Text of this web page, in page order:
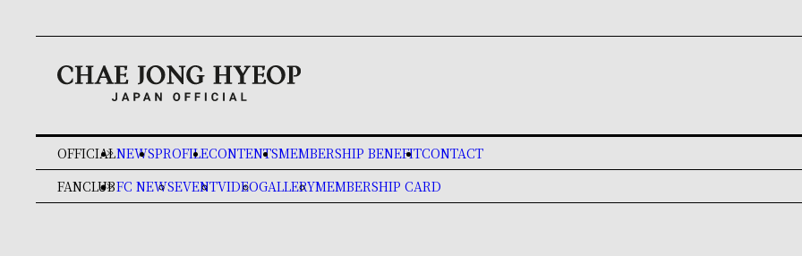
OFFICIAL
keyboard_double_arrow_rightNEWSPROFILECONTENTSMEMBERSHIP BENEFITCONTACT
FANCLUB
keyboard_double_arrow_rightFC NEWSEVENTVIDEOGALLERYMEMBERSHIP CARD